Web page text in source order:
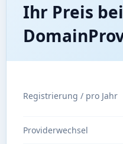
Ihr Preis bei
Registrierung / pro Jahr
Providerwechsel